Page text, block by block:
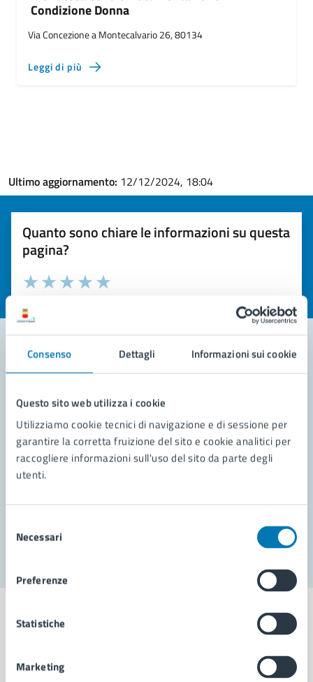
Consenso Dettagli Informazioni sui cookie
Questo sito web utilizza i cookie
Utilizziamo cookie tecnici di navigazione e di sessione per
garantire la corretta fruizione del sito e cookie analitici per
raccogliere informazioni sull'uso del sito da parte degli
utenti.
delNecessari
Preferenze
Statistiche
Marketing
Condizione Donna
Via Concezione a Montecalvario 26, 80134
Leggi di più
Ultimo aggiornamento: 12/12/2024, 18:04
Quanto sono chiare le informazioni su questa
pagina?
Valuta la chiarezza delle informazioni (da 1 a 5 stelle)
Seleziona il numero di stelle per valutare la chiarezza delle
Contatta il comune
Leggi le domande frequenti
Richiedi assistenza
Prenota appuntamento
Comune di Napoli